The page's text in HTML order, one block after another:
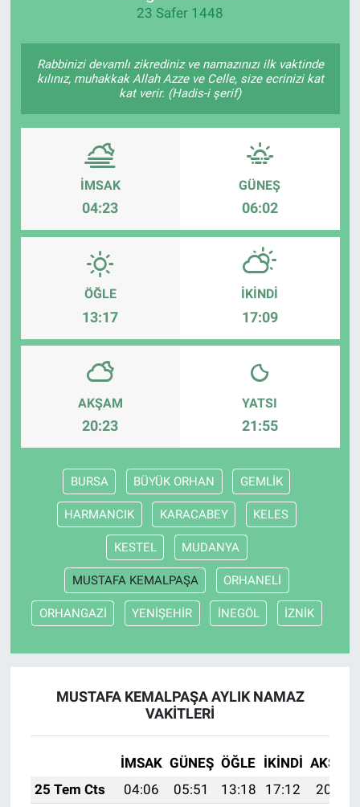
23 Safer 1448
Rabbinizi devamlı zikrediniz ve namazınızı ilk vaktinde
kılınız, muhakkak Allah Azze ve Celle, size ecrinizi kat
kat verir. (Hadis-i şerif)
İMSAK
04:23
GÜNEŞ
06:02
ÖĞLE
13:17
İKINDI
17:09
AKŞAM
20:23
YATSI
21:55
BURSA BÜYÜK ORHAN GEMLİK
HARMANCIK KARACABEY KELES
KESTEL MUDANYA
MUSTAFA KEMALPAŞA ORHANELİ
ORHANGAZİ YENİŞEHİR İNEGÖL İZNİK
MUSTAFA KEMALPAŞA AYLIK NAMAZ
VAKITLERI
İMSAK GÜNEŞ ÖĞLE İKINDI AKŞAM
25 Tem Cts
04:06 05:51 13:18 17:12
20:35
Bilecik
Kütahya
Genel
Çevre
Magazin
Bilim ve Teknoloji